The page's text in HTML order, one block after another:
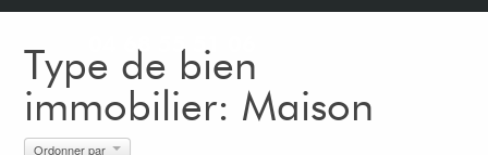
04 68 55 51 06
Type de bien
immobilier: Maison
Ordonner par